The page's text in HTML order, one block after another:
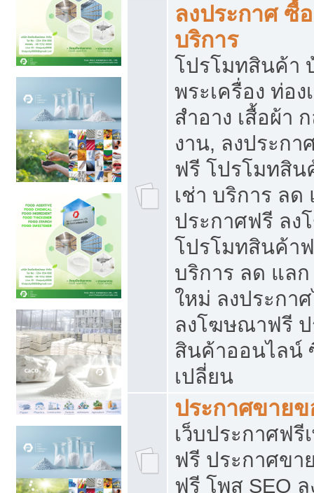
ลงประกาศ ซื้
บริการ
โปรโมทสินค้า
พระเครื่อง ท่อง
สำอาง เสื้อผ้า
งาน, ลงประก
ฟรี โปรโมทสิ
เช่า บริการ ลด
ประกาศฟรี ล
โปรโมทสินค้า
บริการ ลด แล
ใหม่ ลงประกา
ลงโฆษณาฟรี
สินค้าออนไลน์
เปลี่ยน
ประกาศขายข
เว็บประกาศฟรี
ฟรี ประกาศขา
ฟรี โพส SEO